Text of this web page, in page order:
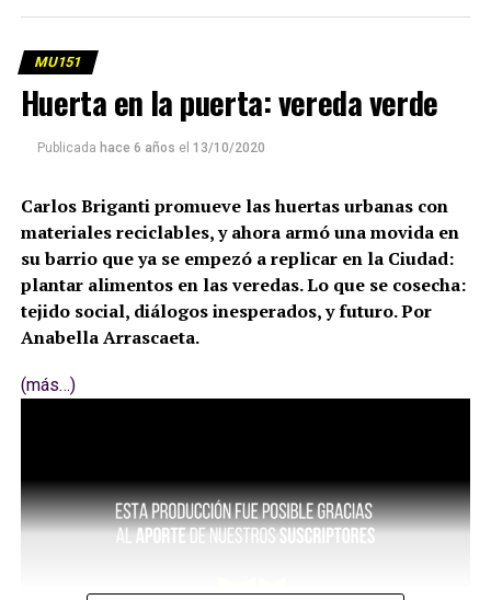
(más…)
MU151
Huerta en la puerta: vereda verde
Publicada hace 6 años el 13/10/2020
Carlos Briganti promueve las huertas urbanas con
materiales reciclables, y ahora armó una movida en
su barrio que ya se empezó a replicar en la Ciudad:
plantar alimentos en las veredas. Lo que se cosecha:
tejido social, diálogos inesperados, y futuro. Por
Anabella Arrascaeta.
(más…)